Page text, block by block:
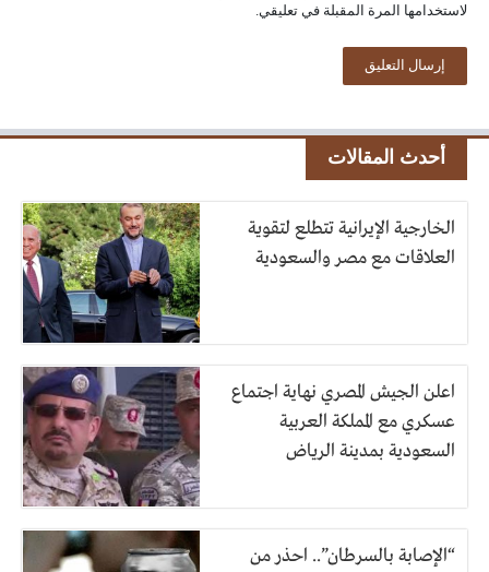
لاستخدامها المرة المقبلة في تعليقي.
أحدث المقالات
الخارجية الإيرانية تتطلع لتقوية
العلاقات مع مصر والسعودية
اعلن الجيش المصري نهاية اجتماع
عسكري مع المملكة العربية
السعودية بمدينة الرياض
“الإصابة بالسرطان”.. احذر من